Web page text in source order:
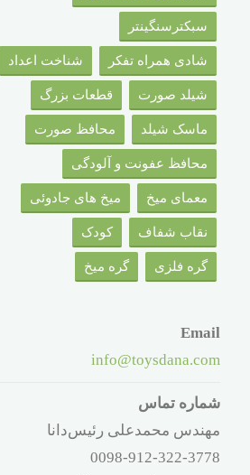
سبکترسنگینتر
شادی همراه تفکر شناخت اعداد
شیلد صورت قطعات بزرگ
ماسک شیلد محافظ صورت
محافظ عفونت و آلودگی
معمای میخ میخ های جادوئی
نقاب شفاف کودک
گره فلزی گره میخ
Email
info@toysdana.com
شماره تماس
مهندس محمدعلی رئیس‌دانا
0098-912-322-3778